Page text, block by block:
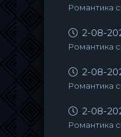
Романтика
2-08-
Романтика
2-08-
Романтика
2-08-
Романтика